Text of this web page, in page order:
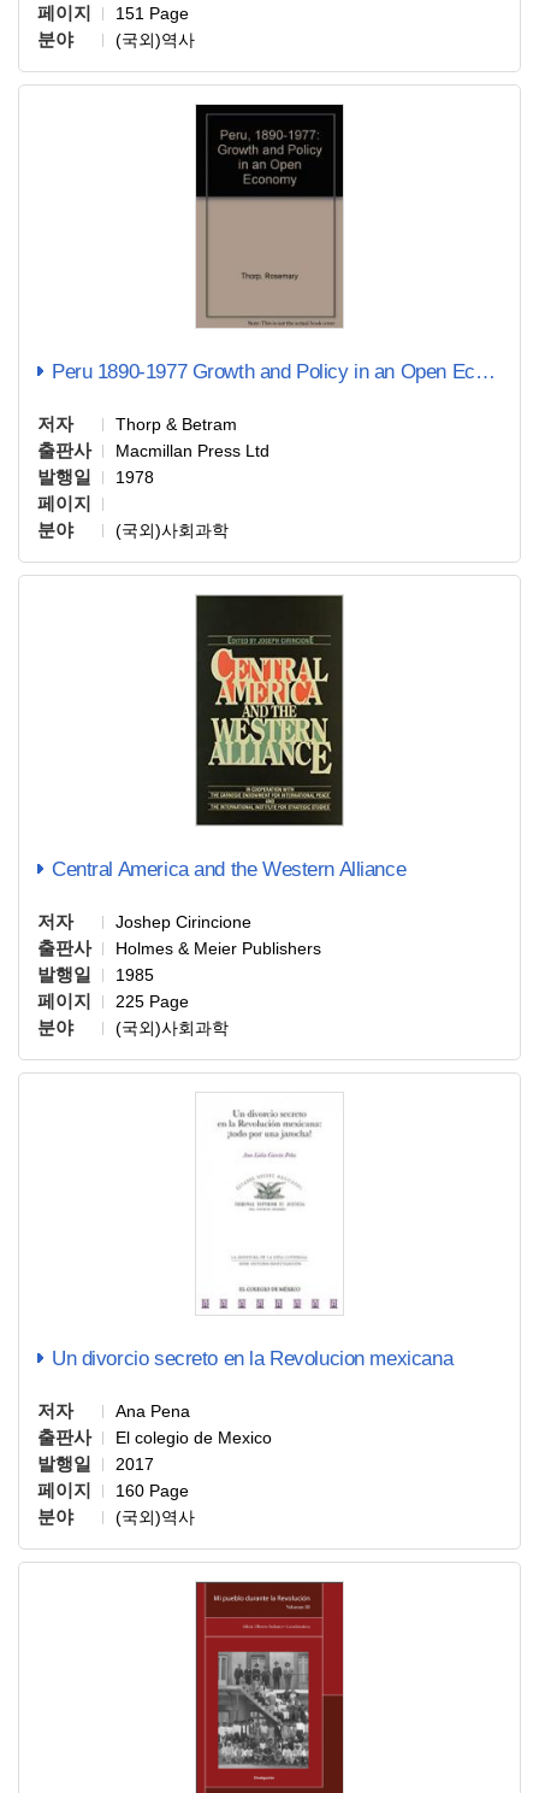
페이지 151 Page
분야 (국외)역사
Peru 1890-1977 Growth and Policy in an Open Economy
저자 Thorp & Betram
출판사 Macmillan Press Ltd
발행일 1978
페이지
분야
(국외)사회과학
Central America and the Western Alliance
저자 Joshep Cirincione
출판사 Holmes & Meier Publishers
발행일 1985
페이지 225 Page
분야 (국외)사회과학
Un divorcio secreto en la Revolucion mexicana
저자 Ana Pena
출판사 El colegio de Mexico
발행일 2017
페이지 160 Page
분야 (국외)역사